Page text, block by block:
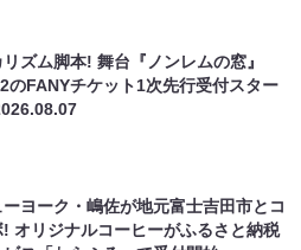
ズム脚本! 舞台『ノンレムの窓』
のFANYチケット1次先行受付スター
ーヨーク・嶋佐が地元富士吉田市とコ
! オリジナルコーヒーがふるさと納税